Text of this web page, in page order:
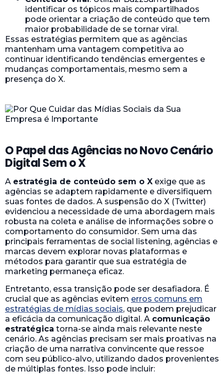
identificar os tópicos mais compartilhados
pode orientar a criação de conteúdo que tem
maior probabilidade de se tornar viral.
Essas estratégias permitem que as agências
mantenham uma vantagem competitiva ao
continuar identificando tendências emergentes e
mudanças comportamentais, mesmo sem a
presença do X.
O Papel das Agências no Novo Cenário
Digital Sem o X
A estratégia de conteúdo sem o X exige que as
agências se adaptem rapidamente e diversifiquem
suas fontes de dados. A suspensão do X (Twitter)
evidenciou a necessidade de uma abordagem mais
robusta na coleta e análise de informações sobre o
comportamento do consumidor. Sem uma das
principais ferramentas de social listening, agências e
marcas devem explorar novas plataformas e
métodos para garantir que sua estratégia de
marketing permaneça eficaz.
Entretanto, essa transição pode ser desafiadora. É
crucial que as agências evitem erros comuns em
estratégias de mídias sociais, que podem prejudicar
a eficácia da comunicação digital. A comunicação
estratégica torna-se ainda mais relevante neste
cenário. As agências precisam ser mais proativas na
criação de uma narrativa convincente que ressoe
com seu público-alvo, utilizando dados provenientes
de múltiplas fontes. Isso pode incluir: